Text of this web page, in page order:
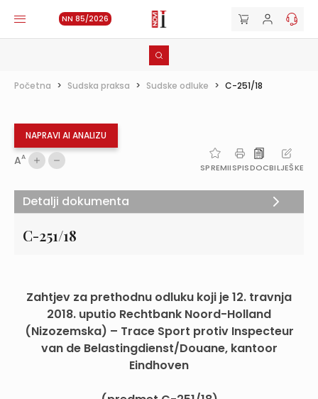
NN 85/2026
Početna > Sudska praksa > Sudske odluke > C-251/18
NAPRAVI AI ANALIZU
AA
SPREMIISPISDOCBILJEŠKE
C-251/18
Zahtjev za prethodnu odluku koji je 12. travnja
2018. uputio Rechtbank Noord-Holland
(Nizozemska) – Trace Sport protiv Inspecteur
van de Belastingdienst/Douane, kantoor
Eindhoven
Detalji dokumenta